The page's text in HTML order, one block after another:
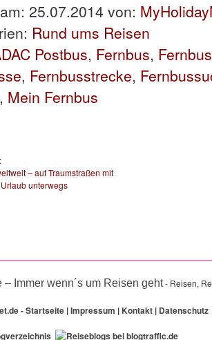
25.07.2014 von:
Rund ums Reisen
Postbus, Fernbus,
, Fernbusstrecke,
, Mein Fernbus
– auf Traumstraßen mit
unterwegs
– Immer wenn´s um Reisen geht- Reisen,
- Startseite |Impressum | Kontakt | Datenschutz